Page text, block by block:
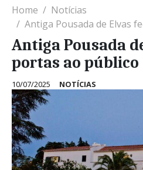
Home
Notícias
Antiga Pousada de Elvas
Antiga Pousada
portas ao público
10/07/2025 NOTÍCIAS